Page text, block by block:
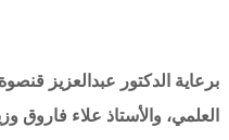
برعاية الدكتور عبدالعزيز
العلمي، والأستاذ علاء فاروق